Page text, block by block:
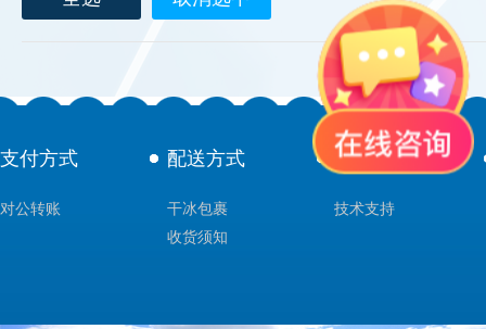
AbD Serotec
支付方式
对公转账
配送方式
干冰包裹
收货须知
售后服务
技术支持